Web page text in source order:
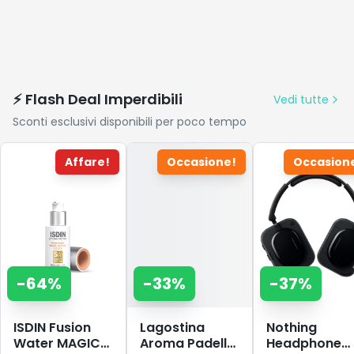
⚡ Flash Deal Imperdibili
Vedi tutte
Sconti esclusivi disponibili per poco tempo
Affare!
-64%
ISDIN Fusion
Water MAGIC
Occasione!
-33%
Lagostina
Aroma Padella
-37%
Nothing
Headphone